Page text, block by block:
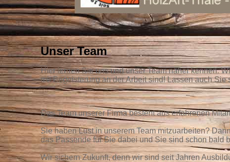
Unser Team
Hier lernen Sie uns und unser Team näher kennen.
mit Begeisterung an der Arbeit sind! Lassen auch Sie
Das Team unserer Firma besteht aus erfahrenen
Sie haben Lust in unserem Team mitzuarbeiten?
das Passende für Sie dabei und Sie sind schon bald
Wir sichern Zukunft, denn wir sind seit Jahren